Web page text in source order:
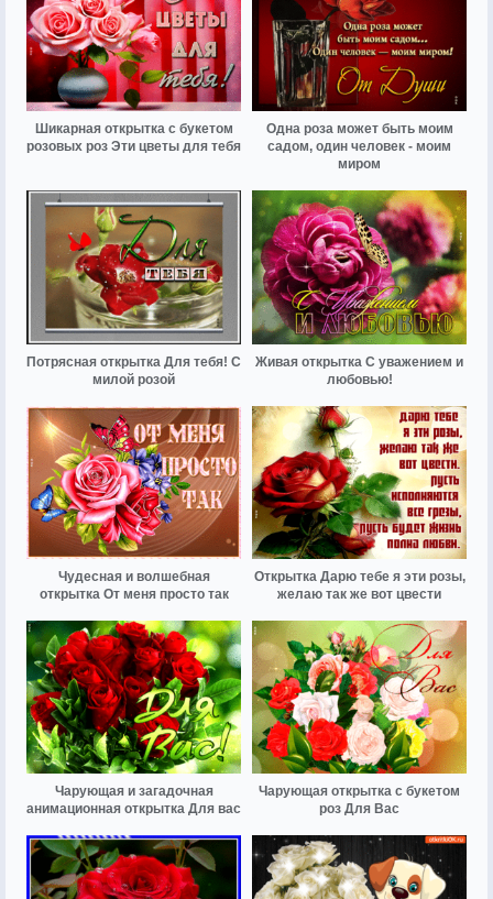
Шикарная открытка с букетом
розовых роз Эти цветы для тебя
Одна роза может быть моим
садом, один человек - моим
миром
Потрясная открытка Для тебя! С
милой розой
Живая открытка С уважением и
любовью!
Чудесная и волшебная
открытка От меня просто так
Открытка Дарю тебе я эти розы,
желаю так же вот цвести
Чарующая и загадочная
анимационная открытка Для вас
Чарующая открытка с букетом
роз Для Вас